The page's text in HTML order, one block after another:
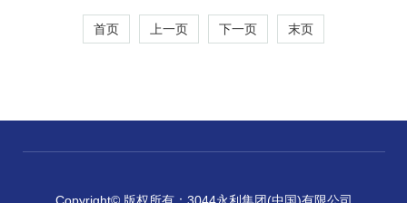
首页 上一页 下一页 末页